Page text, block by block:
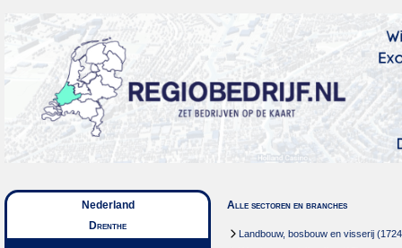
Nederland
Drenthe
Alle sectoren en branches
Landbouw, bosbouw en visserij